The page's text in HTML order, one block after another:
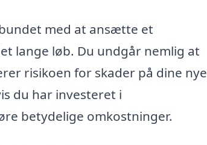
med at ansætte et
lange løb. Du undgår nemlig at
risikoen for skader på dine nye
du har investeret i
betydelige omkostninger.